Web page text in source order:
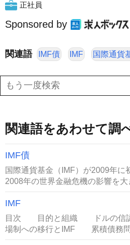
正社員
Sponsored by
関連語 IMF債 IMF 国際通貨
関連語をあわせて調
IMF債
国際通貨基金（IMF）が2009年に
2008年の世界金融危機の影響を大
IMF
目次 目的と組織 ドルの信
場制への移行とIMF 累積債務問